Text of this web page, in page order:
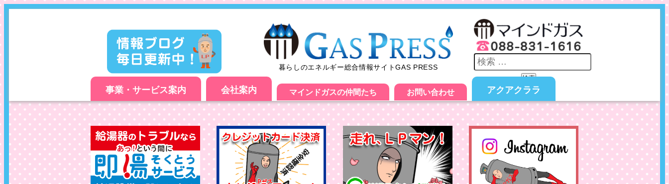
暮らしのエネルギー総合情報サイトGAS PRESS
検索
事業・サービス案内 会社案内 マインドガスの仲間たち お問い合わせ アクアクララ